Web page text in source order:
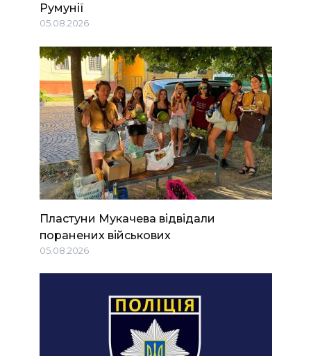
Румунії
05.08.2026
Пластуни Мукачева відвідали
поранених військових
05.08.2026